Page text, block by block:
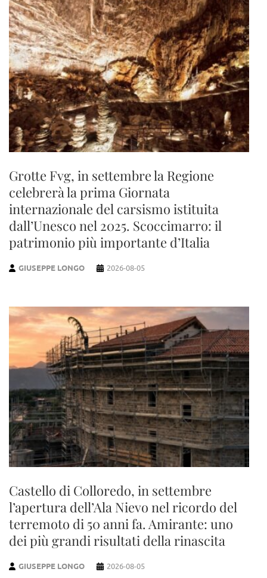
Grotte Fvg, in settembre la Regione
celebrerà la prima Giornata
internazionale del carsismo istituita
dall’Unesco nel 2025. Scoccimarro: il
patrimonio più importante d’Italia
GIUSEPPE LONGO 2026-08-05
Castello di Colloredo, in settembre
l’apertura dell’Ala Nievo nel ricordo del
terremoto di 50 anni fa. Amirante: uno
dei più grandi risultati della rinascita
GIUSEPPE LONGO 2026-08-05